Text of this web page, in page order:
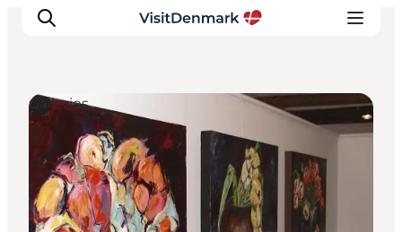
Inspiratie
Bestemmingen
Wat te doen
Accommodaties
Galleries